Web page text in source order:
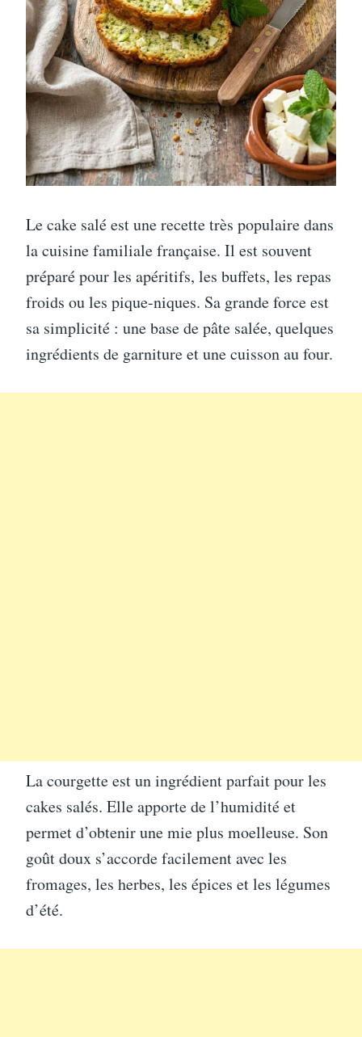
Le cake salé est une recette très populaire dans
la cuisine familiale française. Il est souvent
préparé pour les apéritifs, les buffets, les repas
froids ou les pique-niques. Sa grande force est
sa simplicité : une base de pâte salée, quelques
ingrédients de garniture et une cuisson au four.
La courgette est un ingrédient parfait pour les
cakes salés. Elle apporte de l’humidité et
permet d’obtenir une mie plus moelleuse. Son
goût doux s’accorde facilement avec les
fromages, les herbes, les épices et les légumes
d’été.